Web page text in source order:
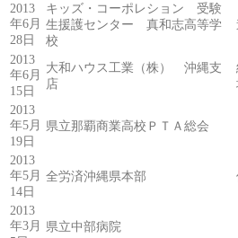
2013
年6月
28日
キッズ・コーポレション 受験
生援護センター 真和志高等学
校
2013
年6月
15日
大和ハウス工業（株） 沖縄支
店
2013
年5月
19日
県立那覇商業高校ＰＴＡ総会
2013
年5月
14日
全労済沖縄県本部
2013
年3月 県立中部病院